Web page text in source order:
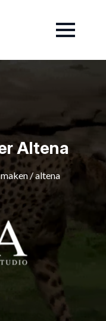
Altena
/altena